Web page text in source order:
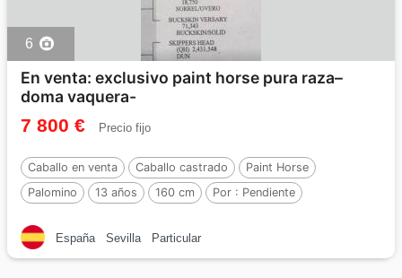
6
En venta: exclusivo paint horse pura raza–
doma vaquera-
7 800 € Precio fijo
Caballo en venta Caballo castrado
Paint Horse
Palomino
13 años 160 cm Por : Pendiente
España Sevilla Particular